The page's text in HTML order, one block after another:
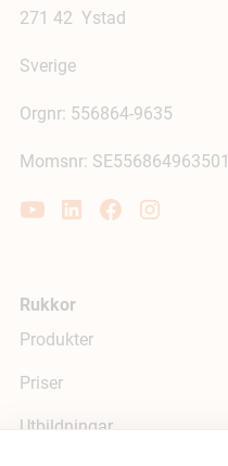
271 42 Ystad
Sverige
Orgnr: 556864-9635
Momsnr: SE556864963501
Rukkor
Produkter
Priser
Utbildningar